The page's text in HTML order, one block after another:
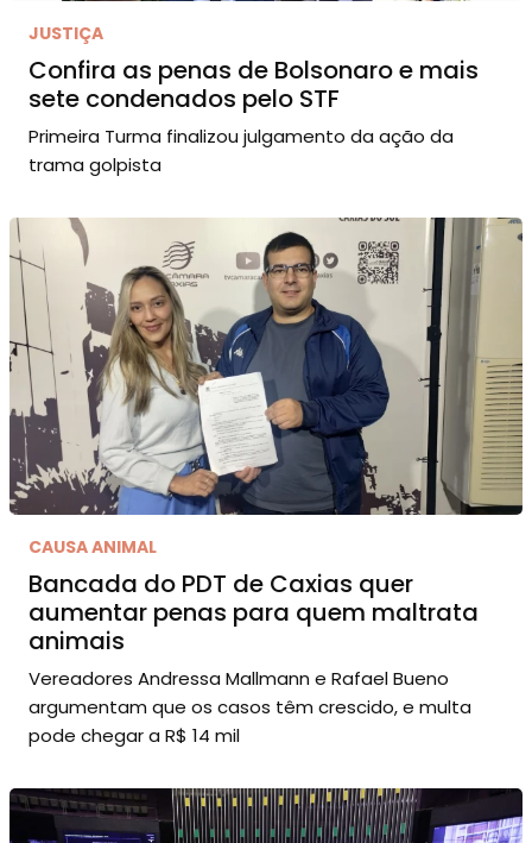
JUSTIÇA
Confira as penas de Bolsonaro e mais
sete condenados pelo STF
Primeira Turma finalizou julgamento da ação da
trama golpista
CAUSA ANIMAL
Bancada do PDT de Caxias quer
aumentar penas para quem maltrata
animais
Vereadores Andressa Mallmann e Rafael Bueno
argumentam que os casos têm crescido, e multa
pode chegar a R$ 14 mil